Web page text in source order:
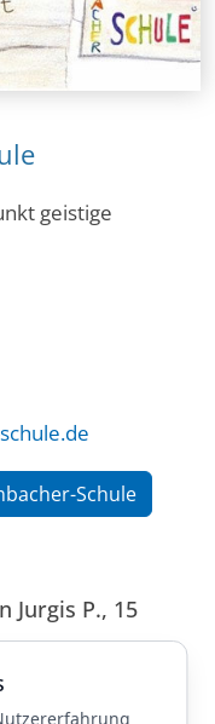
geistige
Schule
Jurgis P., 15
von